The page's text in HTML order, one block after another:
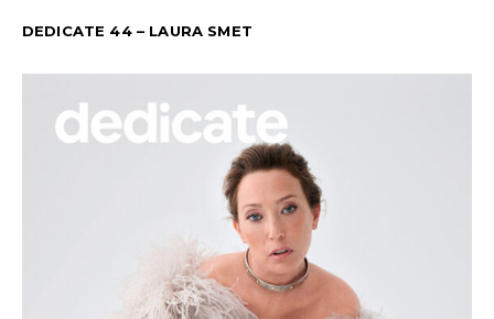
DEDICATE 44 – LAURA SMET